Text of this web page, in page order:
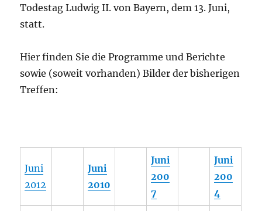
Todestag Ludwig II. von Bayern, dem 13. Juni,
statt.
Hier finden Sie die Programme und Berichte
sowie (soweit vorhanden) Bilder der bisherigen
Treffen:
Juni
2012
Juni
2010
Juni
200
7
Juni
200
4